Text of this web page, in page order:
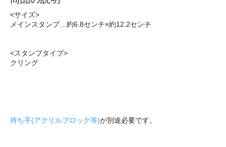
<サイズ>
メインスタンプ…約6.8センチ×約12.2センチ
<スタンプタイプ>
クリング
持ち手(アクリルブロック等)が別途必要です。